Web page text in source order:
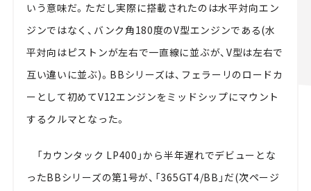
いう意味だ。ただし実際に搭載されたのは水平対向エン
ジンではなく、バンク角180度のV型エンジンである(水
平対向はピストンが左右で一直線に並ぶが、V型は左右で
互い違いに並ぶ)。BBシリーズは、フェラーリのロードカ
ーとして初めてV12エンジンをミッドシップにマウント
するクルマとなった。
「カウンタック LP400」から半年遅れでデビューとな
ったBBシリーズの第1号が、「365GT4/BB」だ(次ページ